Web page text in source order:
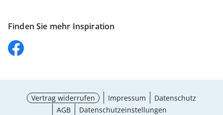
Finden Sie mehr Inspiration
Vertrag widerrufen Impressum
Datenschutz
AGB
Datenschutzeinstellungen